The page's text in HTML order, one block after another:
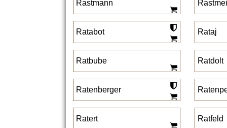
Rastmann
Ratabot Rataj
Ratbube Ratdolt
Ratenberger
Ratert Ratfeld